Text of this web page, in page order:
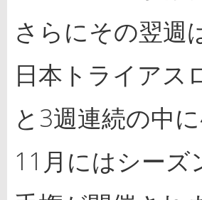
さらにその翌週
日本トライアス
と3週連続の中
11月にはシー